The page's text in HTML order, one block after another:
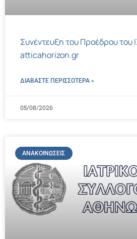
Συνέντευξη του Προέδρου του
atticahorizon.gr
ΔΙΑΒΑΣΤΕ ΠΕΡΙΣΣΌΤΕΡΑ »
05/08/2026
ΑΝΑΚΟΙΝΏΣΕΙΣ